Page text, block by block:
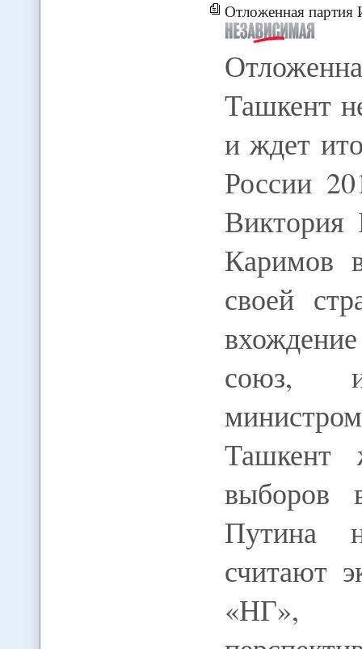
Отложенная партия Ислама
Ташкент
и ждет
России
Виктория
Каримов
своей
союз,
Ташкент
выборов
Путина
считают
«НГ»,